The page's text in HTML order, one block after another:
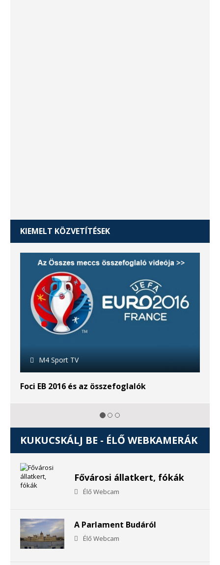
KIEMELT KÖZVETÍTÉSEK
M4 Sport TV
2016 és az összefoglalók
KUKUCSKÁLJ BE - ÉLŐ WEBKAMERÁK
Fővárosi állatkert, fókák
Élő Webcam
A Parlament Budáról
Élő Webcam